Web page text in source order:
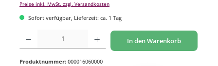
Preise inkl. MwSt. zzgl. Versandkosten
Sofort verfügbar, Lieferzeit: ca. 1 Tag
Produkt Anzahl: Gib den gewünschten Wert ein oder benutze die Schaltflächen um
In den Warenkorb
Produktnummer: 000016060000